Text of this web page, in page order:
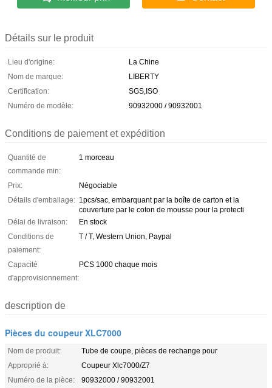
Détails sur le produit
Lieu d'origine:
La Chine
Nom de marque:
LIBERTY
Certification:
SGS,ISO
Numéro de modèle:
90932000 / 90932001
Conditions de paiement et expédition
Quantité de
commande min:
1 morceau
Prix:
Négociable
Détails d'emballage: 1pcs/sac, embarquant par la boîte de carton et la
couverture par le coton de mousse pour la protecti
Délai de livraison:
En stock
Conditions de
paiement:
T / T, Western Union, Paypal
Capacité
d'approvisionnement:
PCS 1000 chaque mois
description de
Pièces du coupeur XLC7000
Nom de produit:
Tube de coupe, pièces de rechange pour
Approprié à:
Coupeur Xlc7000/Z7
Numéro de la pièce:
90932000 / 90932001